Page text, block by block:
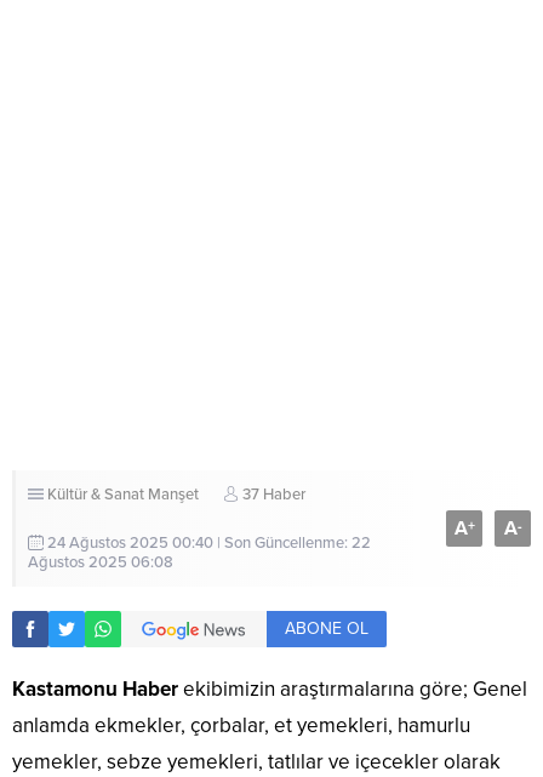
Kültür & Sanat Manşet 37 Haber
24 Ağustos 2025 00:40 | Son Güncellenme: 22
Ağustos 2025 06:08
A+ A-
ABONE OL
Kastamonu Haberekibimizin araştırmalarına göre; Genel
anlamda ekmekler, çorbalar, et yemekleri, hamurlu
yemekler, sebze yemekleri, tatlılar ve içecekler olarak